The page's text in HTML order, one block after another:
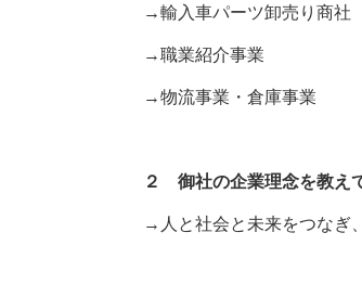
→輸入車パーツ卸売り商社
→職業紹介事業
→物流事業・倉庫事業
２ 御社の企業理念を教え
→人と社会と未来をつなぎ